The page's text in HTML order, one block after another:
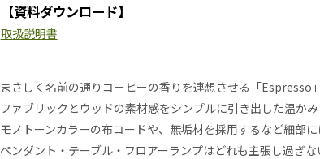
【資料ダウンロード】
取扱説明書
まさしく名前の通りコーヒーの香りを連想させる「Espresso」
ファブリックとウッドの素材感をシンプルに引き出した温かみ
モノトーンカラーの布コードや、無垢材を採用するなど細部に
ペンダント・テーブル・フロアーランプはどれも主張し過ぎ